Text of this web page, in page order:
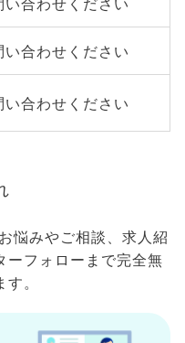
合わせください
合わせください
合わせください
悩みやご相談、求人紹
ーフォローまで完全無
。